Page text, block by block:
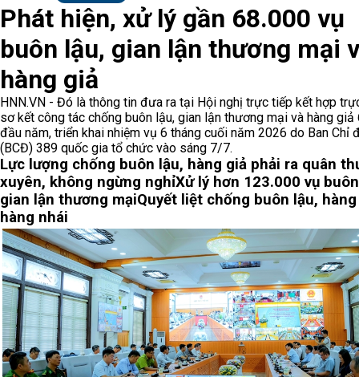
Phát hiện, xử lý gần 68.000 vụ
buôn lậu, gian lận thương mại
hàng giả
HNN.VN - Đó là thông tin đưa ra tại Hội nghị trực tiếp kết hợp
sơ kết công tác chống buôn lậu, gian lận thương mại và hàng giả
đầu năm, triển khai nhiệm vụ 6 tháng cuối năm 2026 do Ban Chỉ
(BCĐ) 389 quốc gia tổ chức vào sáng 7/7.
Lực lượng chống buôn lậu, hàng giả phải ra quân
xuyên, không ngừng nghỉXử lý hơn 123.000 vụ
gian lận thương mạiQuyết liệt chống buôn lậu,
hàng nhái